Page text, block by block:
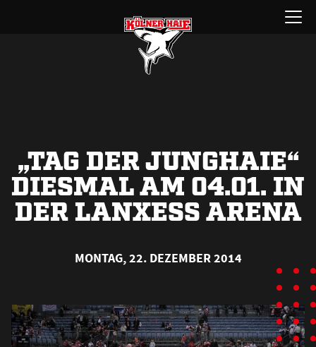
Menü
öffnen
„TAG DER JUNGHAIE“
DIESMAL AM 04.01. IN
DER LANXESS ARENA
MONTAG, 22. DEZEMBER 2014